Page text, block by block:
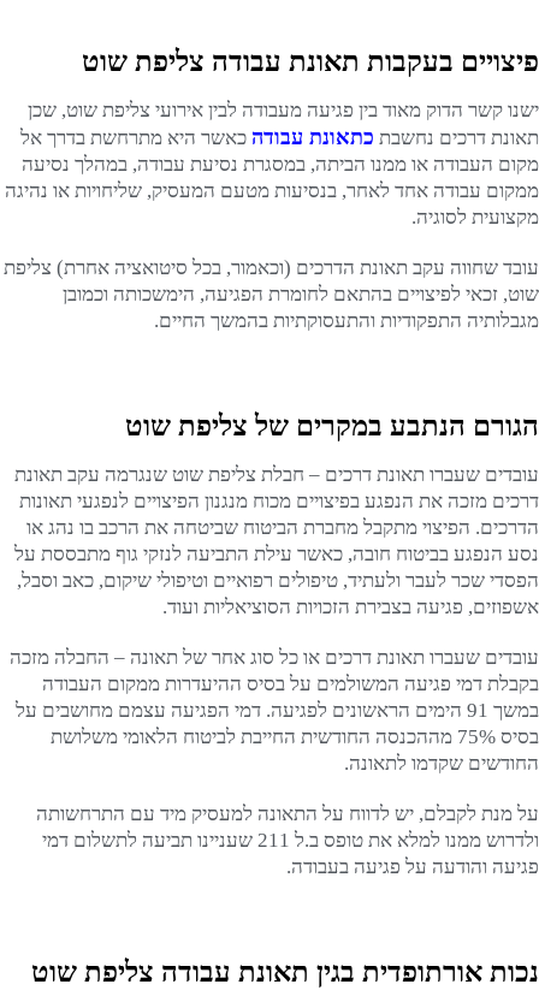
פיצויים בעקבות תאונת עבודה צליפת שוט
ישנו קשר הדוק מאוד בין פגיעה מעבודה לבין אירועי צליפת שוט, שכן
תאונת דרכים נחשבת כתאונת עבודה כאשר היא מתרחשת בדרך אל
מקום העבודה או ממנו הביתה, במסגרת נסיעת עבודה, במהלך נסיעה
ממקום עבודה אחד לאחר, בנסיעות מטעם המעסיק, שליחויות או נהיגה
מקצועית לסוגיה.
עובד שחווה עקב תאונת הדרכים (וכאמור, בכל סיטואציה אחרת) צליפת
שוט, זכאי לפיצויים בהתאם לחומרת הפגיעה, הימשכותה וכמובן
מגבלותיה התפקודיות והתעסוקתיות בהמשך החיים.
הגורם הנתבע במקרים של צליפת שוט
עובדים שעברו תאונת דרכים – חבלת צליפת שוט שנגרמה עקב תאונת
דרכים מזכה את הנפגע בפיצויים מכוח מנגנון הפיצויים לנפגעי תאונות
הדרכים. הפיצוי מתקבל מחברת הביטוח שביטחה את הרכב בו נהג או
נסע הנפגע בביטוח חובה, כאשר עילת התביעה לנזקי גוף מתבססת על
הפסדי שכר לעבר ולעתיד, טיפולים רפואיים וטיפולי שיקום, כאב וסבל,
אשפוזים, פגיעה בצבירת הזכויות הסוציאליות ועוד.
עובדים שעברו תאונת דרכים או כל סוג אחר של תאונה – החבלה מזכה
בקבלת דמי פגיעה המשולמים על בסיס ההיעדרות ממקום העבודה
במשך 91 הימים הראשונים לפגיעה. דמי הפגיעה עצמם מחושבים על
בסיס 75% מההכנסה החודשית החייבת לביטוח הלאומי משלושת
החודשים שקדמו לתאונה.
על מנת לקבלם, יש לדווח על התאונה למעסיק מיד עם התרחשותה
ולדרוש ממנו למלא את טופס ב.ל 211 שעניינו תביעה לתשלום דמי
פגיעה והודעה על פגיעה בעבודה.
נכות אורתופדית בגין תאונת עבודה צליפת שוט